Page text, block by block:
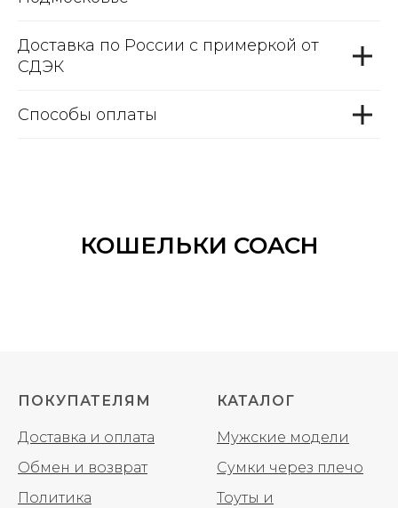
Доставка по России с примеркой от
СДЭК
Способы оплаты
КОШЕЛЬКИ COACH
ПОКУПАТЕЛЯМ
Доставка и оплата
Обмен и возврат
Политика
КАТАЛОГ
Мужские модели
Сумки через плечо
Тоуты и